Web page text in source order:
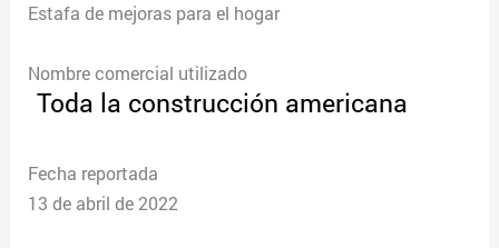
Estafa de mejoras para el hogar
Nombre comercial utilizado
Toda la construcción americana
Fecha reportada
13 de abril de 2022